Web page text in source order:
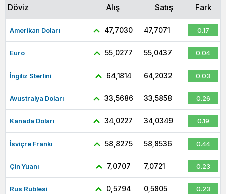
Döviz Alış Satış Fark
Amerikan Doları 47,7030 47,7071 0.17
Euro 55,0277 55,0437 0.04
İngiliz Sterlini 64,1814 64,2032 0.03
Avustralya Doları 33,5686 33,5858 0.26
Kanada Doları 34,0227 34,0349 0.19
İsviçre Frankı 58,8275 58,8536 0.44
Çin Yuanı 7,0707 7,0721 0.23
Rus Rublesi 0,5794 0,5805 0.23